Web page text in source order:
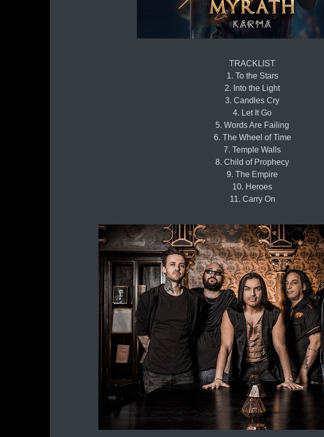
TRACKLIST
1. To the Stars
2. Into the Light
3. Candles Cry
4. Let It Go
5. Words Are Failing
6. The Wheel of Time
7. Temple Walls
8. Child of Prophecy
9. The Empire
10. Heroes
11. Carry On